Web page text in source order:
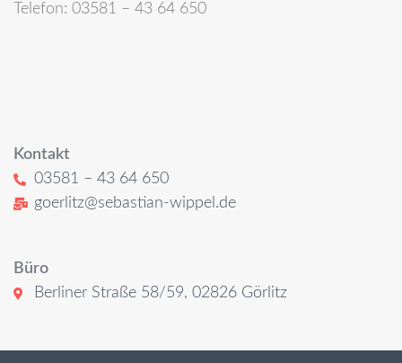
Telefon: 03581 – 43 64 650
Kontakt
03581 – 43 64 650
goerlitz@sebastian-wippel.de
Büro
Berliner Straße 58/59, 02826 Görlitz